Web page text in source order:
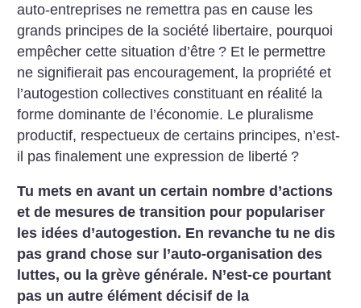
auto-entreprises ne remettra pas en cause les
grands principes de la société libertaire, pourquoi
empêcher cette situation d’être ? Et le permettre
ne signifierait pas encouragement, la propriété et
l’autogestion collectives constituant en réalité la
forme dominante de l’économie. Le pluralisme
productif, respectueux de certains principes, n’est-
il pas finalement une expression de liberté ?
Tu mets en avant un certain nombre d’actions
et de mesures de transition pour populariser
les idées d’autogestion. En revanche tu ne dis
pas grand chose sur l’auto-organisation des
luttes, ou la grève générale. N’est-ce pourtant
pas un autre élément décisif de la